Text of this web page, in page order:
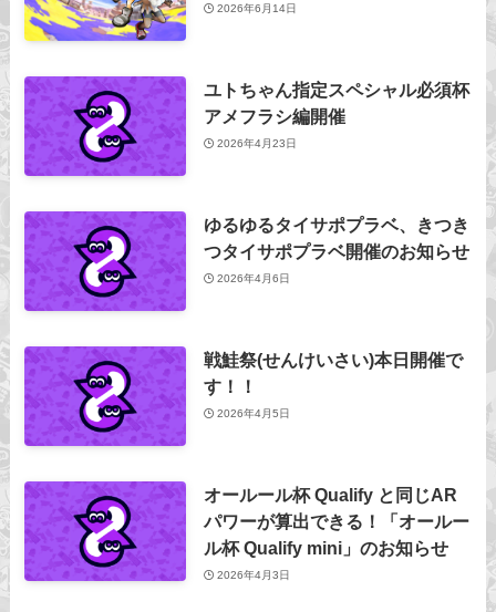
2026年6月14日
ユトちゃん指定スペシャル必須杯
アメフラシ編開催
2026年4月23日
ゆるゆるタイサポプラベ、きつき
つタイサポプラベ開催のお知らせ
2026年4月6日
戦鮭祭(せんけいさい)本日開催で
す！！
2026年4月5日
オールール杯 Qualify と同じAR
パワーが算出できる！「オールー
ル杯 Qualify mini」のお知らせ
2026年4月3日